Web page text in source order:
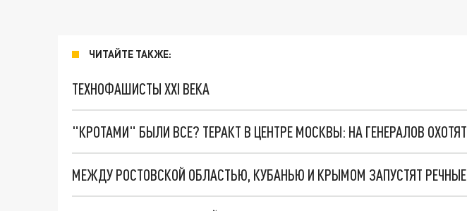
ЧИТАЙТЕ ТАКЖЕ:
ТЕХНОФАШИСТЫ XXI ВЕКА
"КРОТАМИ" БЫЛИ ВСЕ? ТЕРАКТ В ЦЕНТРЕ МОСКВЫ: НА ГЕНЕРАЛОВ
МЕЖДУ РОСТОВСКОЙ ОБЛАСТЬЮ, КУБАНЬЮ И КРЫМОМ ЗАПУСТЯТ